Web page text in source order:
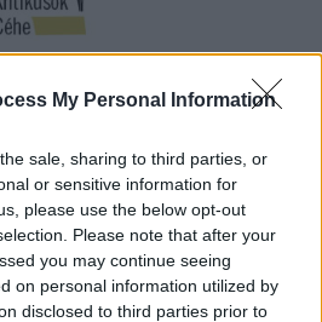
My Personal Information
sale, sharing to third parties, or
or sensitive information for
please use the below opt-out
Please note that after your
you may continue seeing
on personal information utilized by
disclosed to third parties prior to
megdöbbenve értesült a
online kiadásának váratlan
eljárás egy napilap
és igen kevéssé ígéretes